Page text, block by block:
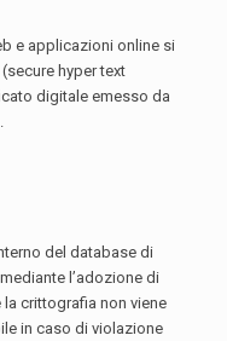
e applicazioni online si
hyper text
digitale emesso da
del database di
l’adozione di
crittografia non viene
in caso di violazione